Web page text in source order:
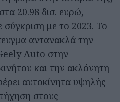
20.98 δισ. ευρώ,
με το 2023. Το
αντανακλά την
Auto στην
και την ακλόνητη
αυτοκίνητα υψηλής
στους